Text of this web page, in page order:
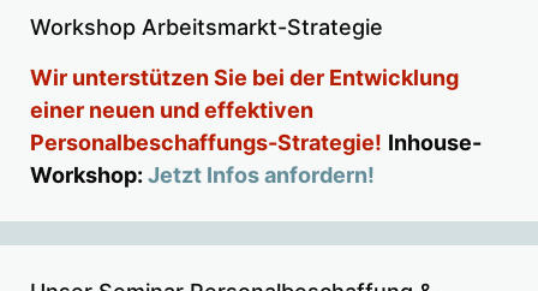
Workshop Arbeitsmarkt-Strategie
Wir unterstützen Sie bei der Entwicklung
einer neuen und effektiven
Personalbeschaffungs-Strategie! Inhouse-
Workshop: Jetzt Infos anfordern!